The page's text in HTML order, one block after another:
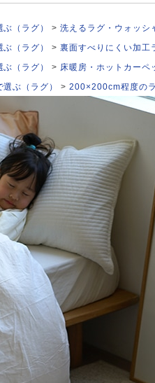
（ラグ）
洗えるラグ・ウォッシ
（ラグ）
裏面すべりにくい加工
（ラグ）
床暖房・ホットカーペ
ぶ（ラグ） 200×200cm程度の